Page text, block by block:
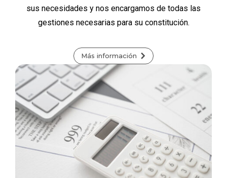
sus necesidades y nos encargamos de todas las
gestiones necesarias para su constitución.
Más información